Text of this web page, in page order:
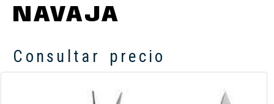
NAVAJA
Consultar precio